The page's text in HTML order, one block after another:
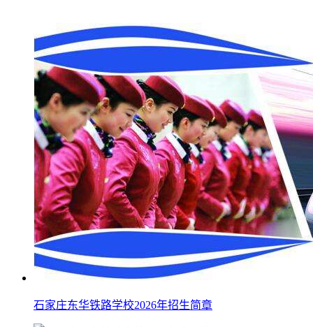
石家庄东华铁路学校2026年招生简章